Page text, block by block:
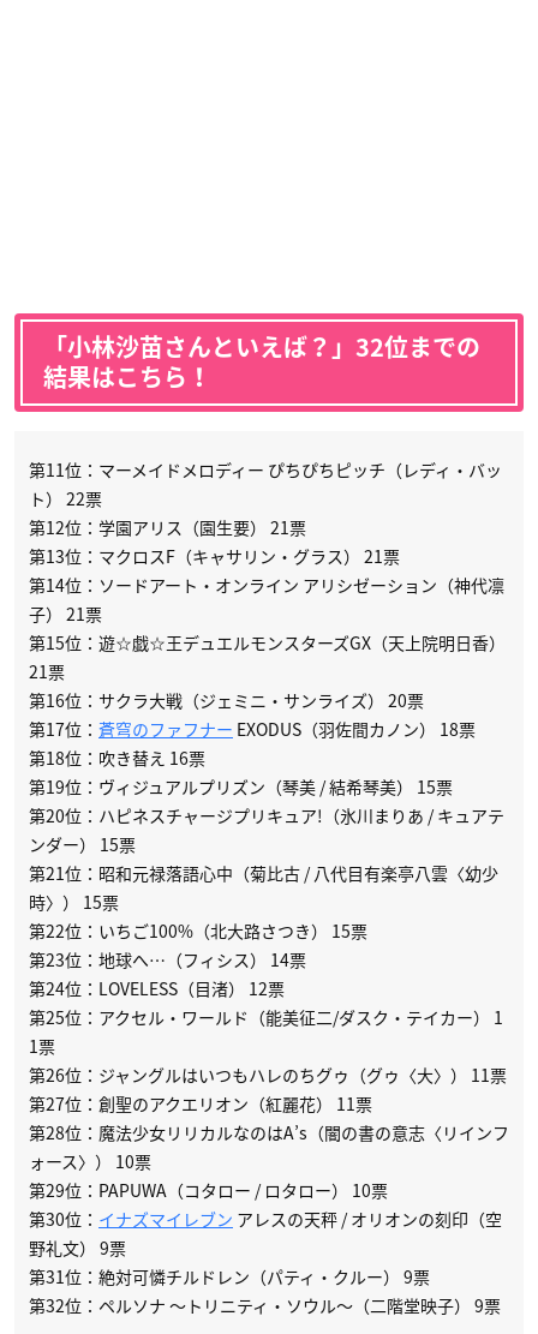
「小林沙苗さんといえば？」32位までの
結果はこちら！
第11位：マーメイドメロディー ぴちぴちピッチ（レディ・バッ
ト） 22票
第12位：学園アリス（園生要） 21票
第13位：マクロスF（キャサリン・グラス） 21票
第14位：ソードアート・オンライン アリシゼーション（神代凛
子） 21票
第15位：遊☆戯☆王デュエルモンスターズGX（天上院明日香）
21票
第16位：サクラ大戦（ジェミニ・サンライズ） 20票
第17位： 蒼穹のファフナー EXODUS（羽佐間カノン） 18票
第18位：吹き替え 16票
第19位：ヴィジュアルプリズン（琴美 / 結希琴美） 15票
第20位：ハピネスチャージプリキュア!（氷川まりあ / キュアテ
ンダー） 15票
第21位：昭和元禄落語心中（菊比古 / 八代目有楽亭八雲〈幼少
時〉） 15票
第22位：いちご100%（北大路さつき） 15票
第23位：地球へ…（フィシス） 14票
第24位：LOVELESS（目渚） 12票
第25位：アクセル・ワールド（能美征二/ダスク・テイカー） 1
1票
第26位：ジャングルはいつもハレのちグゥ（グゥ〈大〉） 11票
第27位：創聖のアクエリオン（紅麗花） 11票
第28位：魔法少女リリカルなのはA’s（闇の書の意志〈リインフ
ォース〉） 10票
第29位：PAPUWA（コタロー / ロタロー） 10票
第30位： イナズマイレブン アレスの天秤 / オリオンの刻印（空
野礼文） 9票
第31位：絶対可憐チルドレン（パティ・クルー） 9票
第32位：ペルソナ 〜トリニティ・ソウル〜（二階堂映子） 9票